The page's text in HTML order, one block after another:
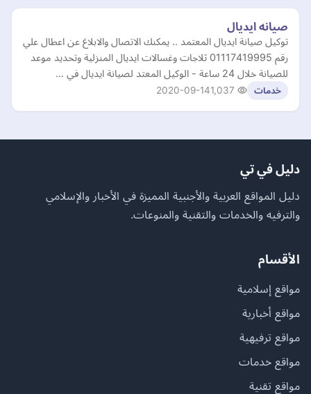
صيانه ايديال
توكيل صيانة ايديال المعتمد .. يمكنك الاتصال والابلاغ عن اعطال علي
رقم 01117419995 ثلاجات وغسالات ايديال المنزلية وتحديد موعد
للصيانة خلال 24 ساعة - الوكيل المعتد لصيانة ايديال في …
خدمات 2020-09-14
دليل في تي
دليل المواقع العربية والأجنبية المميزة في الأخبار والإسلامي
والترفيه والخدمات والتقنية والمنوعات.
الأقسام
مواقع إسلامية
مواقع أخبارية
مواقع ترفيهية
مواقع خدمات
مواقع تقنية